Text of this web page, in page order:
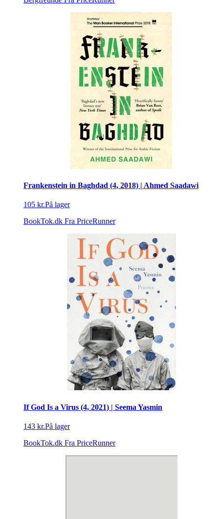
Frankenstein in Baghdad (4, 2018) | Ahmed Saadawi
105 kr.På lager
BookTok.dk Fra PriceRunner
If God Is a Virus (4, 2021) | Seema Yasmin
143 kr.På lager
BookTok.dk Fra PriceRunner